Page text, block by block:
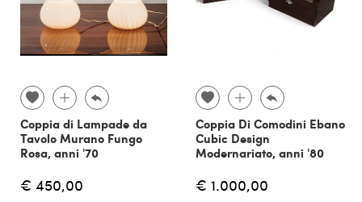
Coppia di Lampade da
Tavolo Murano Fungo
Rosa, anni '70
€ 450,00
Coppia Di Comodini Ebano
Cubic Design
Modernariato, anni '80
€ 1.000,00